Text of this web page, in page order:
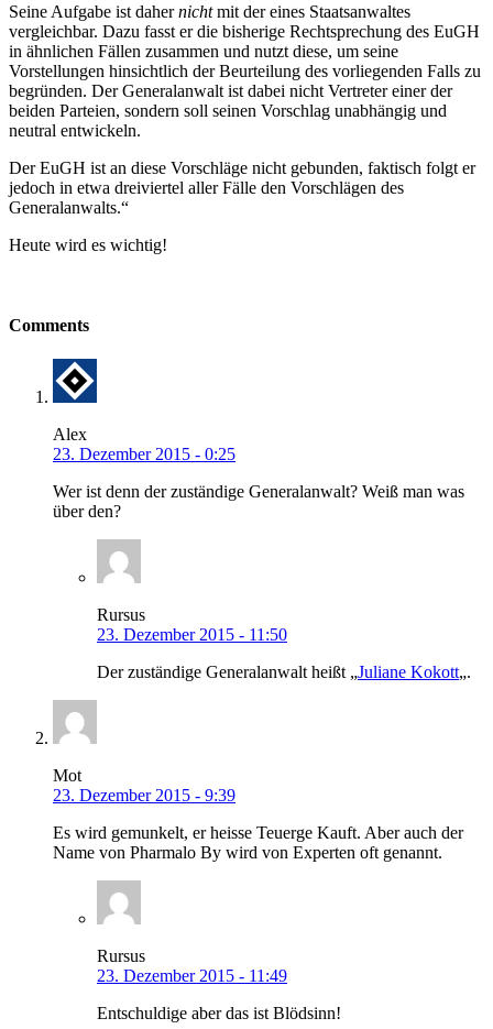
Seine Aufgabe ist dahernichtmit der eines Staatsanwaltes
vergleichbar. Dazu fasst er die bisherige Rechtsprechung des EuGH
in ähnlichen Fällen zusammen und nutzt diese, um seine
Vorstellungen hinsichtlich der Beurteilung des vorliegenden Falls zu
begründen. Der Generalanwalt ist dabei nicht Vertreter einer der
beiden Parteien, sondern soll seinen Vorschlag unabhängig und
neutral entwickeln.
Der EuGH ist an diese Vorschläge nicht gebunden, faktisch folgt er
jedoch in etwa dreiviertel aller Fälle den Vorschlägen des
Generalanwalts.“
Heute wird es wichtig!
Comments
Alex
23. Dezember 2015 - 0:25
Wer ist denn der zuständige Generalanwalt? Weiß man was
über den?
Rursus
23. Dezember 2015 - 11:50
Der zuständige Generalanwalt heißt „Juliane Kokott„.
Mot
23. Dezember 2015 - 9:39
Es wird gemunkelt, er heisse Teuerge Kauft. Aber auch der
Name von Pharmalo By wird von Experten oft genannt.
Rursus
23. Dezember 2015 - 11:49
Entschuldige aber das ist Blödsinn!